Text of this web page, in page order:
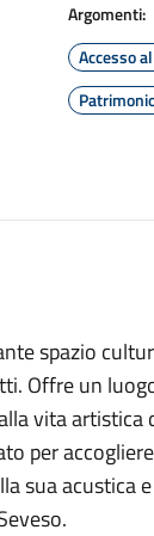
Argomenti:
Accesso
spazio
Offre un
vita
per
sua acustica